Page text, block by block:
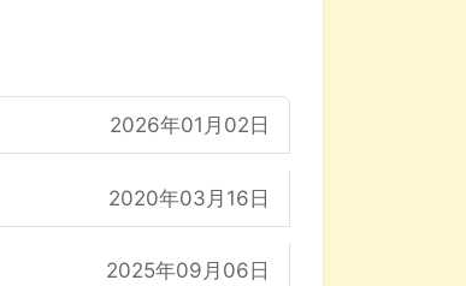
2026年01月02日
2020年03月16日
2025年09月06日